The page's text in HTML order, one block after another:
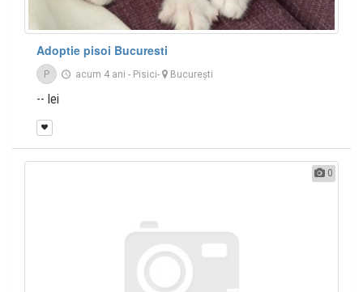
Adoptie pisoi Bucuresti
P acum 4 ani - Pisici- București
-- lei
0